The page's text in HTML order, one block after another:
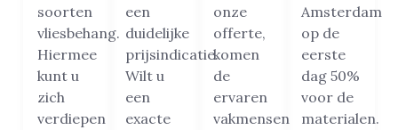
soorten
vliesbehang.
Hiermee
kunt u
zich
verdiepen
een
duidelijke
prijsindicatie.
Wilt u
een
exacte
onze
offerte,
komen
de
ervaren
vakmensen
Amsterdam
op de
eerste
dag 50%
voor de
materialen.